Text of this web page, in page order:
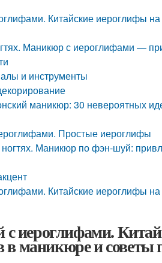
Китайские иероглифы
Маникюр с иероглифами —
и инструменты
маникюр: 30 невероятных
Простые иероглифы
Маникюр по фэн-шуй:
Китайские иероглифы
иероглифами.
в маникюре и